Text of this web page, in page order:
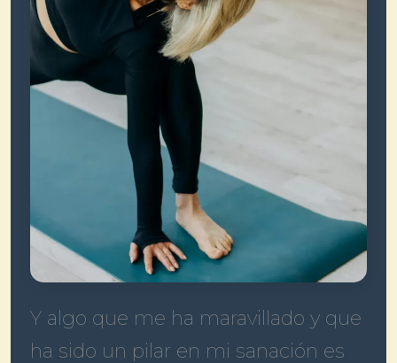
Y algo que me ha maravillado y que
ha sido un pilar en mi sanación es